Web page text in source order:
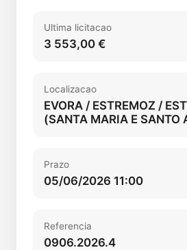
Ultima licitacao
3 553,00 €
Localizacao
EVORA / ESTREMOZ /
(SANTA MARIA E SANTO
Prazo
05/06/2026 11:00
Referencia
0906.2026.4